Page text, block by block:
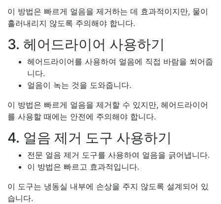
이 방법은 빠르게 얼음을 제거하는 데 효과적이지만, 물이
흘러내리지 않도록 주의해야 합니다.
3. 헤어드라이어 사용하기
헤어드라이어를 사용하여 얼음에 직접 바람을 쐬어줍
니다.
얼음이 녹는 것을 도와줍니다.
이 방법은 빠르게 얼음을 제거할 수 있지만, 헤어드라이어
를 사용할 때에는 안전에 주의해야 합니다.
4. 얼음 제거 도구 사용하기
전문 얼음 제거 도구를 사용하여 얼음을 긁어냅니다.
이 방법은 빠르고 효과적입니다.
이 도구는 냉동실 내부에 손상을 주지 않도록 설계되어 있
습니다.